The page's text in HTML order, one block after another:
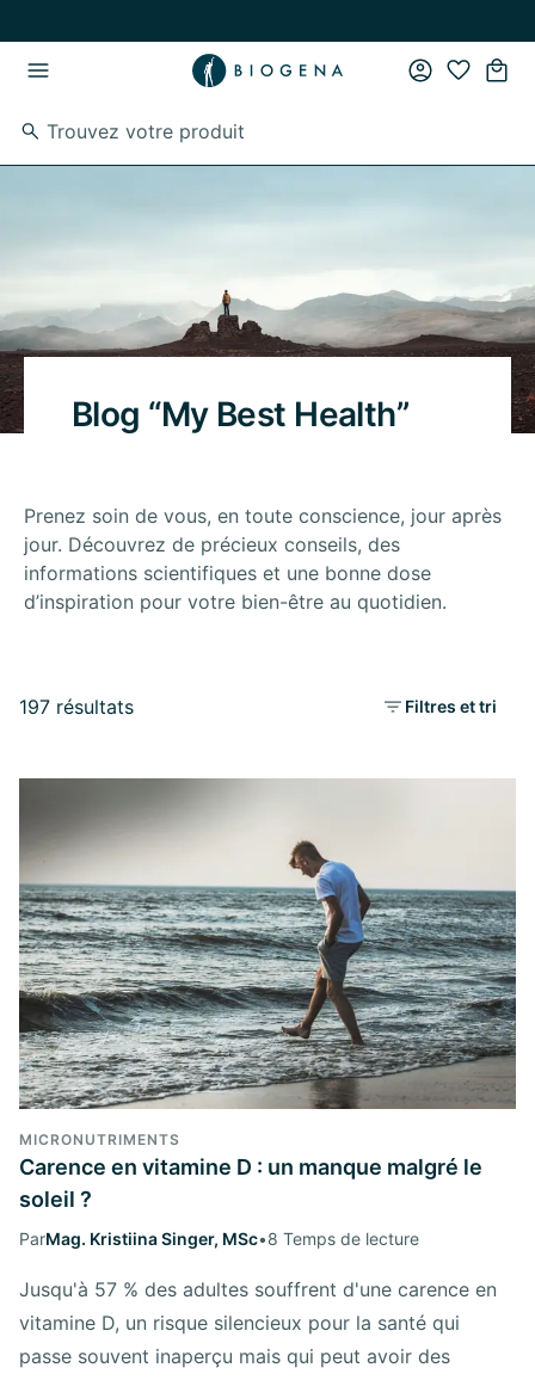
Blog “My Best Health”
Prenez soin de vous, en toute conscience, jour après
jour. Découvrez de précieux conseils, des
informations scientifiques et une bonne dose
d’inspiration pour votre bien-être au quotidien.
197 résultats Filtres et tri
MICRONUTRIMENTS
Carence en vitamine D : un manque malgré le
soleil ?
ParMag. Kristiina Singer, MSc•8 Temps de lecture
Jusqu'à 57 % des adultes souffrent d'une carence en
vitamine D, un risque silencieux pour la santé qui
passe souvent inaperçu mais qui peut avoir des